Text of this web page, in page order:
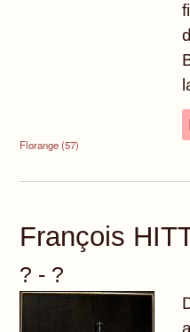
Florange (57)
François
? - ?